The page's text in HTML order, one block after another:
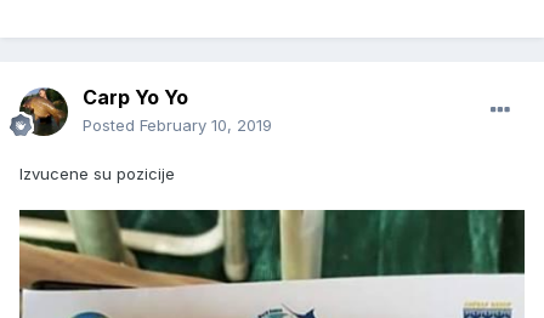
Carp Yo Yo
Posted February 10, 2019
Izvucene su pozicije